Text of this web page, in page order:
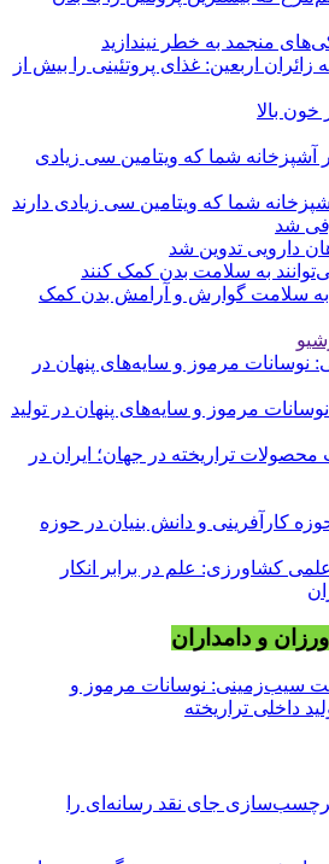
شما که ویتامین سی زیادی دارند
مرموز و سایه‌های پنهان در تولید
و دامداران
سیب‌زمینی: نوسانات مرموز و
داخلی تراریخته
جای نقد رسانه‌ای را